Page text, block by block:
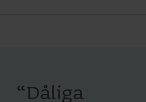
“Dåliga